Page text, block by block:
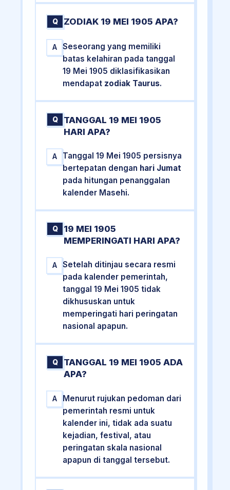
Q ZODIAK 19 MEI 1905 APA?
A
Seseorang yang memiliki
batas kelahiran pada tanggal
19 Mei 1905 diklasifikasikan
mendapat zodiak Taurus.
Q
TANGGAL 19 MEI 1905
HARI APA?
A
Tanggal 19 Mei 1905 persisnya
bertepatan dengan hari Jumat
pada hitungan penanggalan
kalender Masehi.
Q
19 MEI 1905
MEMPERINGATI HARI APA?
A
Setelah ditinjau secara resmi
pada kalender pemerintah,
tanggal 19 Mei 1905 tidak
dikhususkan untuk
memperingati hari peringatan
nasional apapun.
Q
TANGGAL 19 MEI 1905 ADA
APA?
A
Menurut rujukan pedoman dari
pemerintah resmi untuk
kalender ini, tidak ada suatu
kejadian, festival, atau
peringatan skala nasional
apapun di tanggal tersebut.